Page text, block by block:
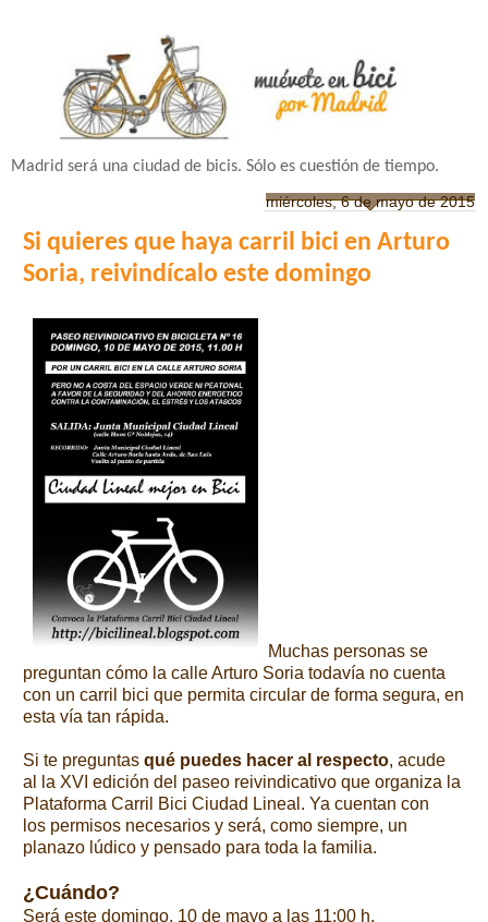
Madrid será una ciudad de bicis. Sólo es cuestión de tiempo.
miércoles, 6 de mayo de 2015
Si quieres que haya carril bici en Arturo
Soria, reivindícalo este domingo
Muchas personas se
preguntan cómo la calle Arturo Soria todavía no cuenta
con un carril bici que permita circular de forma segura, en
esta vía tan rápida.
Si te preguntas qué puedes hacer al respecto, acude
al la XVI edición del paseo reivindicativo que organiza la
Plataforma Carril Bici Ciudad Lineal. Ya cuentan con
los permisos necesarios y será, como siempre, un
planazo lúdico y pensado para toda la familia.
¿Cuándo?
Será este domingo, 10 de mayo a las 11:00 h.